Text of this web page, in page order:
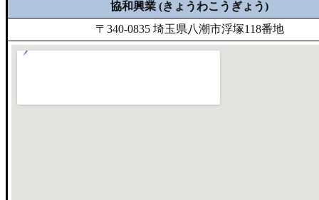
協和興業 (きょうわこうぎょう)
〒340-0835 埼玉県八潮市浮塚118番地